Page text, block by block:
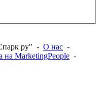
ру" - О нас -
на MarketingPeople -